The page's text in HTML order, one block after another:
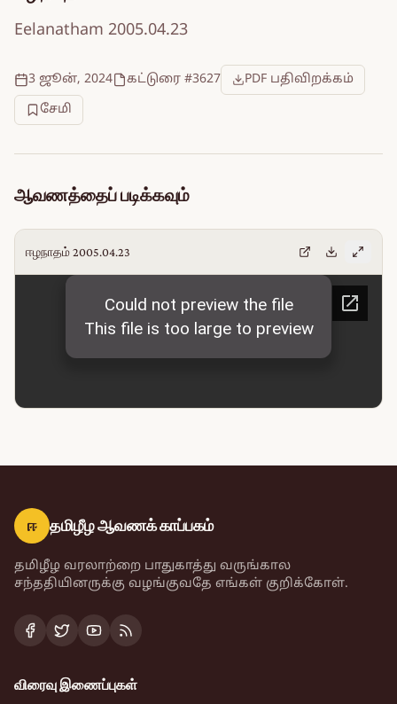
Eelanatham 2005.04.23
3 ஜூன், 2024 கட்டுரை #3627
PDF பதிவிறக்கம்
சேமி
ஆவணத்தைப் படிக்கவும்
ஈழநாதம் 2005.04.23
ஈ தமிழீழ ஆவணக் காப்பகம்
தமிழீழ வரலாற்றை பாதுகாத்து வருங்கால
சந்ததியினருக்கு வழங்குவதே எங்கள் குறிக்கோள்.
விரைவு இணைப்புகள்